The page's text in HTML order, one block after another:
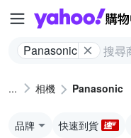
Panasonic
相機 Panasonic
品牌 快速到貨